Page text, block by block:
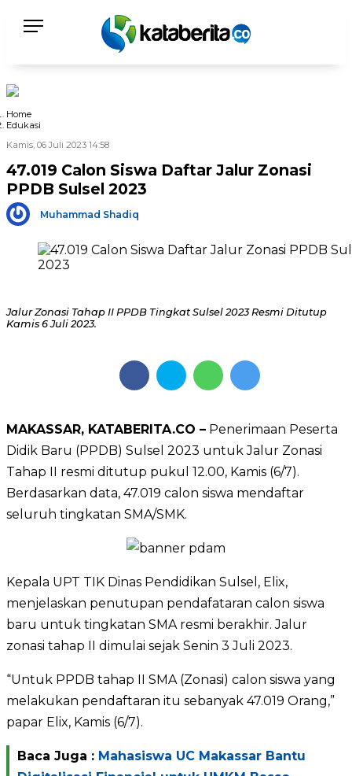
Home
Edukasi
Kamis, 06 Juli 2023 14:58
47.019 Calon Siswa Daftar Jalur Zonasi
PPDB Sulsel 2023
Muhammad Shadiq
Jalur Zonasi Tahap II PPDB Tingkat Sulsel 2023 Resmi Ditutup
Kamis 6 Juli 2023.
MAKASSAR, KATABERITA.CO – Penerimaan Peserta
Didik Baru (PPDB) Sulsel 2023 untuk Jalur Zonasi
Tahap II resmi ditutup pukul 12.00, Kamis (6/7).
Berdasarkan data, 47.019 calon siswa mendaftar
seluruh tingkatan SMA/SMK.
Kepala UPT TIK Dinas Pendidikan Sulsel, Elix,
menjelaskan penutupan pendafataran calon siswa
baru untuk tingkatan SMA resmi berakhir. Jalur
zonasi tahap II dimulai sejak Senin 3 Juli 2023.
“Untuk PPDB tahap II SMA (Zonasi) calon siswa yang
melakukan pendaftaran itu sebanyak 47.019 Orang,”
papar Elix, Kamis (6/7).
Baca Juga : Mahasiswa UC Makassar Bantu